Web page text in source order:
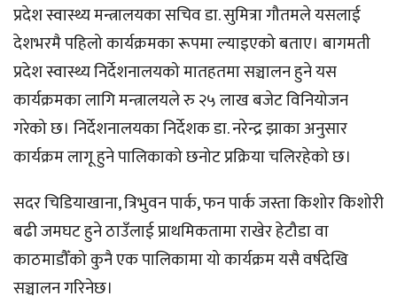
प्रदेश स्वास्थ्य मन्त्रालयका सचिव डा. सुमित्रा गौतमले यसलाई
देशभरमै पहिलो कार्यक्रमका रूपमा ल्याइएको बताए। बागमती
प्रदेश स्वास्थ्य निर्देशनालयको मातहतमा सञ्चालन हुने यस
कार्यक्रमका लागि मन्त्रालयले रु २५ लाख बजेट विनियोजन
गरेको छ। निर्देशनालयका निर्देशक डा. नरेन्द्र झाका अनुसार
कार्यक्रम लागू हुने पालिकाको छनोट प्रक्रिया चलिरहेको छ।
सदर चिडियाखाना, त्रिभुवन पार्क, फन पार्क जस्ता किशोर किशोरी
बढी जमघट हुने ठाउँलाई प्राथमिकतामा राखेर हेटौडा वा
काठमाडौँको कुनै एक पालिकामा यो कार्यक्रम यसै वर्षदेखि
सञ्चालन गरिनेछ।